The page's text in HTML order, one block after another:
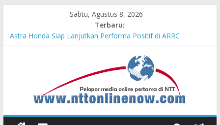
Sabtu, Agustus 8, 2026
Terbaru:
Teras Bank Indonesia Hadir di Belu, Bupati Willy : Terima Kasih
Astra Honda Siap Lanjutkan Performa Positif di ARRC
Dukung Ketahanan Pangan Lokal, PLN Kupang Pasok Listrik
Industri Penyimpanan Ayam Beku, Jelang Peringatan HUT RI
UMKM Mitra Binaan dengan Sentuhan Kemanusiaan dan